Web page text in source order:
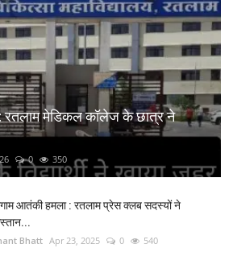
रतलाम मेडिकल कॉलेज के छात्र ने
0 350
आतंकी हमला : रतलाम प्रेस क्लब सदस्यों ने
Bhatt Apr 23, 2025 0 540